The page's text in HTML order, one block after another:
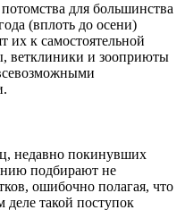
для большинства
(вплоть до осени)
их к самостоятельной
ветклиники и зооприюты
недавно покинувших
подбирают не
ошибочно полагая, что
такой поступок